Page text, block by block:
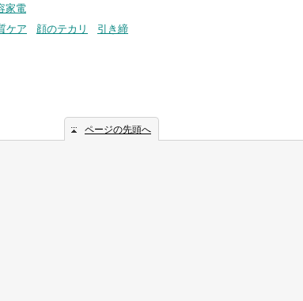
家電
ケア 顔のテカリ
引き締
ページの先頭へ